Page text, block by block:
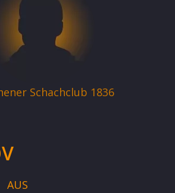
Schachclub 1836
AUS